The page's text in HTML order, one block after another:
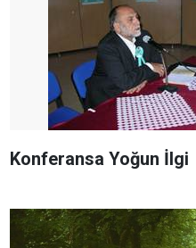
Konferansa Yoğun İlgi